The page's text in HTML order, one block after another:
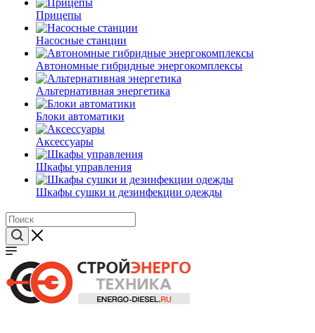
Прицепы
Насосные станции
Автономные гибридные энергокомплексы
Альтернативная энергетика
Блоки автоматики
Аксессуары
Шкафы управления
Шкафы сушки и дезинфекции одежды